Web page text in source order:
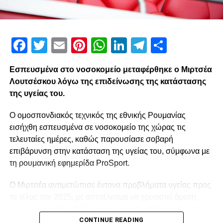
Facebook
Twitter
EmailPinterest
WhatsApp
LinkedInTelegram
Εσπευσμένα στο νοσοκομείο μεταφέρθηκε ο Μιρτσέα
Λουτσέσκου λόγω της επιδείνωσης της κατάστασης
της υγείας του.
Ο ομοσπονδιακός τεχνικός της εθνικής Ρουμανίας
εισήχθη εσπευσμένα σε νοσοκομείο της χώρας τις
τελευταίες ημέρες, καθώς παρουσίασε σοβαρή
επιβάρυνση στην κατάσταση της υγείας του, σύμφωνα με
τη ρουμανική εφημερίδα ProSport.
Ο Μιρτσέα αντιμετώπισε έντονα προβλήματα υγείας προς
κρυολόγημα, το οποίο επηρέασε αρνητικά την ήδη
CONTINUE READING